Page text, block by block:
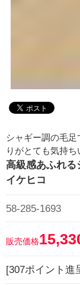
シャギー調の毛
りがとても気持ち
高級感あふれる
イケヒコ
58-285-1693
販売価格
[307ポイント進